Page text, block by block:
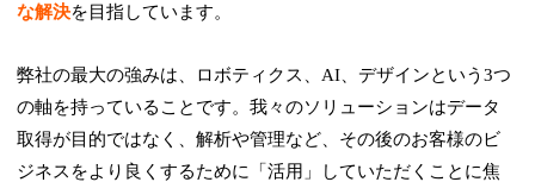
な解決を目指しています。
弊社の最大の強みは、ロボティクス、AI、デザインという3つ
の軸を持っていることです。我々のソリューションはデータ
取得が目的ではなく、解析や管理など、その後のお客様のビ
ジネスをより良くするために「活用」していただくことに焦